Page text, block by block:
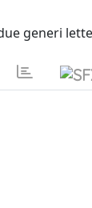
generi